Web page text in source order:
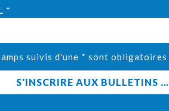
*
suivis d'une * sont obligatoires